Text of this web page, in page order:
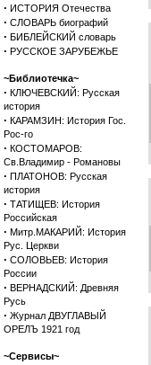
· ИСТОРИЯ Отечества
· СЛОВАРЬ биографий
· БИБЛЕЙСКИЙ словарь
· РУССКОЕ ЗАРУБЕЖЬЕ
~Библиотечка~
· КЛЮЧЕВСКИЙ: Русская
история
· КАРАМЗИН: История Гос.
Рос-го
· КОСТОМАРОВ:
Св.Владимир - Романовы
· ПЛАТОНОВ: Русская
история
· ТАТИЩЕВ: История
Российская
· Митр.МАКАРИЙ: История
Рус. Церкви
· СОЛОВЬЕВ: История
России
· ВЕРНАДСКИЙ: Древняя
Русь
· Журнал ДВУГЛАВЫЙ
ОРЕЛЪ 1921 год
~Сервисы~